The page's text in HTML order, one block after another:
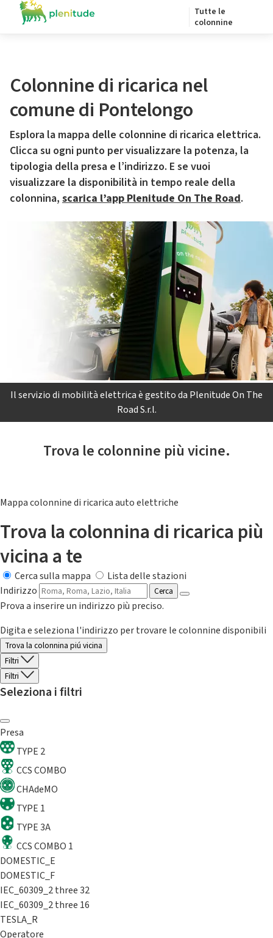
Tutte le
colonnine
Colonnine di ricarica nel
comune di Pontelongo
Esplora la mappa delle colonnine di ricarica elettrica.
Clicca su ogni punto per visualizzare la potenza, la
tipologia della presa e l’indirizzo. E se vuoi
visualizzare la disponibilità in tempo reale della
colonnina, scarica l’app Plenitude On The Road.
Il servizio di mobilità elettrica è gestito da Plenitude On The
Road S.r.l.
Trova le colonnine più vicine.
Mappa colonnine di ricarica auto elettriche
Trova la colonnina di ricarica più
vicina a te
Cerca sulla mappa
Lista delle stazioni
Indirizzo
Cerca
Prova a inserire un indirizzo più preciso.
Digita e seleziona l'indirizzo per trovare le colonnine disponibili
Trova la colonnina piú vicina
Filtri
Filtri
Seleziona i filtri
Presa
TYPE 2
CCS COMBO
CHAdeMO
TYPE 1
TYPE 3A
CCS COMBO 1
DOMESTIC_E
DOMESTIC_F
IEC_60309_2 three 32
IEC_60309_2 three 16
TESLA_R
Operatore